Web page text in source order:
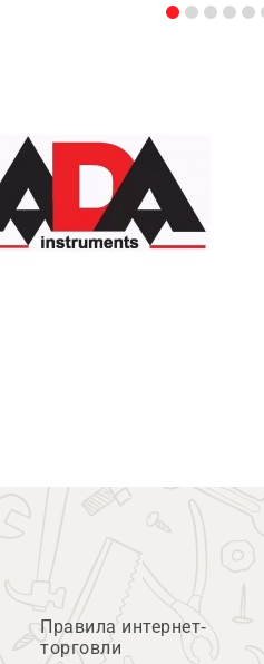
Правила интернет-
торговли